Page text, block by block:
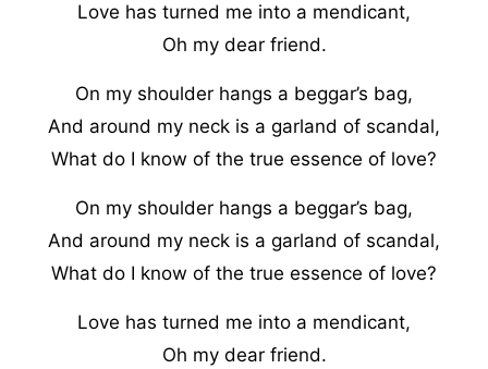
Love has turned me into a mendicant,
Oh my dear friend.
On my shoulder hangs a beggar’s bag,
And around my neck is a garland of scandal,
What do I know of the true essence of love?
On my shoulder hangs a beggar’s bag,
And around my neck is a garland of scandal,
What do I know of the true essence of love?
Love has turned me into a mendicant,
Oh my dear friend.